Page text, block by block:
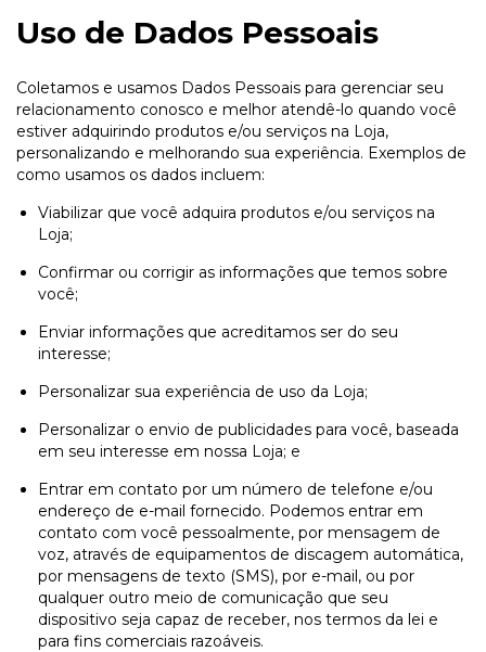
Uso de Dados Pessoais
Coletamos e usamos Dados Pessoais para gerenciar seu
relacionamento conosco e melhor atendê-lo quando você
estiver adquirindo produtos e/ou serviços na Loja,
personalizando e melhorando sua experiência. Exemplos de
como usamos os dados incluem:
Viabilizar que você adquira produtos e/ou serviços na
Loja;
Confirmar ou corrigir as informações que temos sobre
você;
Enviar informações que acreditamos ser do seu
interesse;
Personalizar sua experiência de uso da Loja;
Personalizar o envio de publicidades para você, baseada
em seu interesse em nossa Loja; e
Entrar em contato por um número de telefone e/ou
endereço de e-mail fornecido. Podemos entrar em
contato com você pessoalmente, por mensagem de
voz, através de equipamentos de discagem automática,
por mensagens de texto (SMS), por e-mail, ou por
qualquer outro meio de comunicação que seu
dispositivo seja capaz de receber, nos termos da lei e
para fins comerciais razoáveis.